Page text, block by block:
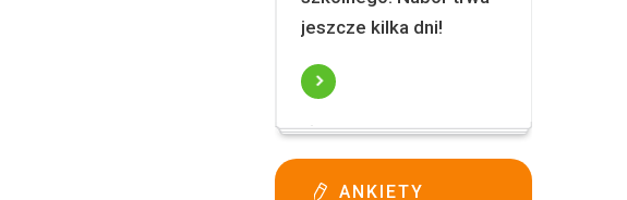
jeszcze kilka dni!
ANKIETY